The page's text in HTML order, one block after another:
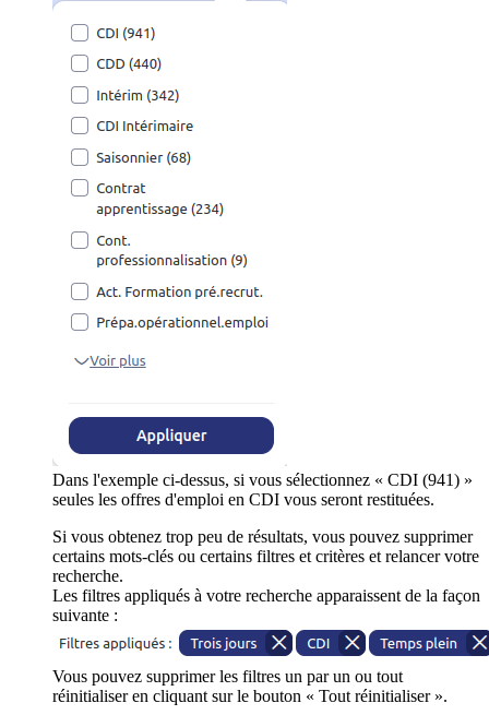
Dans l'exemple ci-dessus, si vous sélectionnez « CDI (941) »
seules les offres d'emploi en CDI vous seront restituées.
Si vous obtenez trop peu de résultats, vous pouvez supprimer
certains mots-clés ou certains filtres et critères et relancer votre
recherche.
Les filtres appliqués à votre recherche apparaissent de la façon
suivante :
Vous pouvez supprimer les filtres un par un ou tout
réinitialiser en cliquant sur le bouton « Tout réinitialiser ».